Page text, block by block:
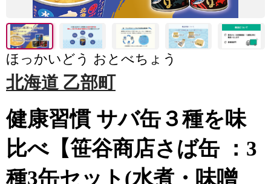
ほっかいどう おとべちょう
北海道 乙部町
健康習慣 サバ缶３種を味
比べ【笹谷商店さば缶 ：3
種3缶セット(水煮・味噌